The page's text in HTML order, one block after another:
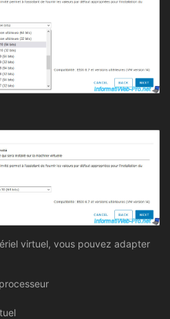
virtuel, vous pouvez adapter